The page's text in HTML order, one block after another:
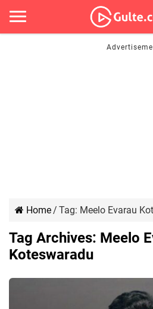
Home/ Tag: Meelo Evarau
Tag Archives: Meelo
Koteswaradu